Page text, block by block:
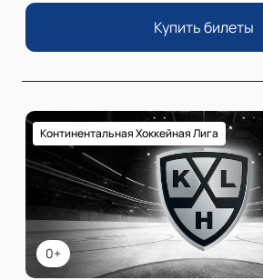
Купить билеты
0+
Континентальная Хоккейная Лига